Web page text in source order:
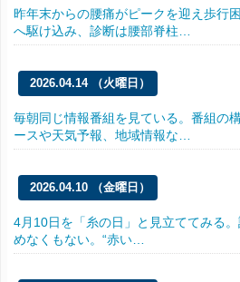
昨年末からの腰痛がピークを迎え歩行
へ駆け込み、診断は腰部脊柱…
2026.04.14 （火曜日）
毎朝同じ情報番組を見ている。番組の
ースや天気予報、地域情報な…
2026.04.10 （金曜日）
4月10日を「糸の日」と見立ててみる
めなくもない。“赤い…